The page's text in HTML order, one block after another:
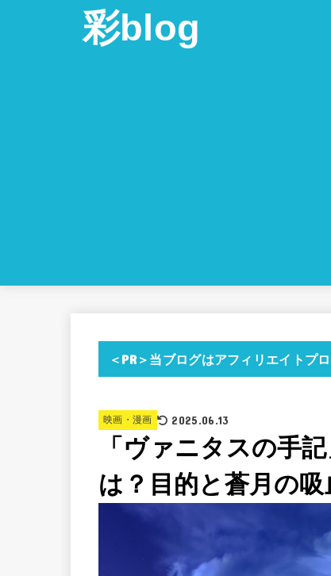
彩blog
＜PR＞当ブログはアフィリエイトプ
映画・漫画 2025.06.13
「ヴァニタスの手
は？目的と蒼月の